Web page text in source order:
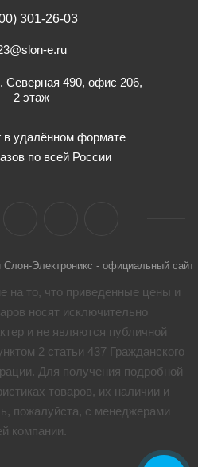
301-26-03
e.ru
Северная 490, офис 206,
2 этаж
в удалённом формате
по всей России
Слон-Электроникс - официальный сайт
то, что приведенные цены и
носят исключительно
и не являются публичной
2 статьи 437 Гражданского
Для получения подробной
товaров, их наличии и
пожалуйста, с менеджерами
компании.